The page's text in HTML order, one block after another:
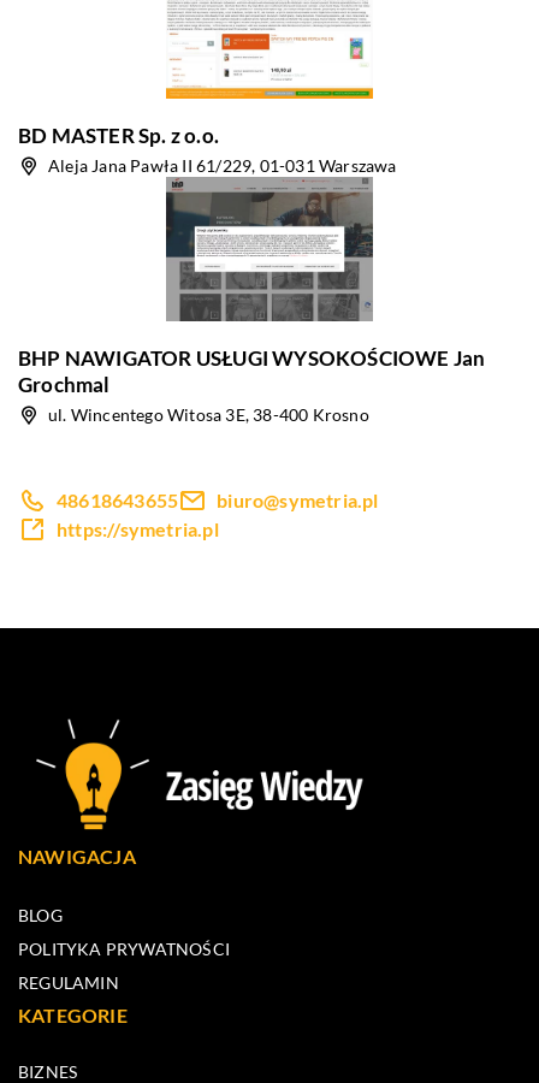
BD MASTER Sp. z o.o.
Aleja Jana Pawła II 61/229, 01-031 Warszawa
BHP NAWIGATOR USŁUGI WYSOKOŚCIOWE Jan
Grochmal
ul. Wincentego Witosa 3E, 38-400 Krosno
48618643655
biuro@symetria.pl
https://symetria.pl
NAWIGACJA
BLOG
POLITYKA PRYWATNOŚCI
REGULAMIN
KATEGORIE
BIZNES